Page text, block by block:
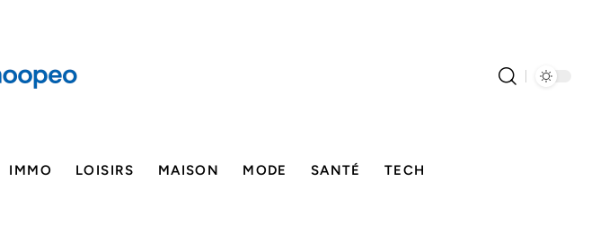
IMMO LOISIRS MAISON MODE SANTÉ TECH